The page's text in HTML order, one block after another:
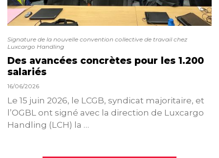
Signature de la nouvelle convention collective de travail chez
Luxcargo Handling
Des avancées concrètes pour les 1.200
salariés
16/06/2026
Le 15 juin 2026, le LCGB, syndicat majoritaire, et
l’OGBL ont signé avec la direction de Luxcargo
Handling (LCH) la …